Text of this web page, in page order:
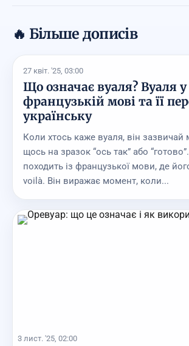
🔥 Більше дописів
27 квіт. '25, 03:00
Що означає вуаля? Вуаля у
французькій мові та її
українську
Коли хтось каже вуаля, він зазвичай
щось на зразок “ось так” або
походить із французької мови, де
voilà. Він виражає момент, коли...
3 лист. '25, 02:00